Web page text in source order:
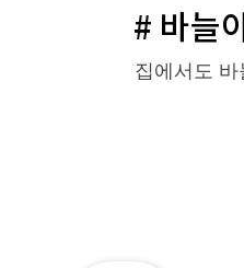
# 바늘
집에서도